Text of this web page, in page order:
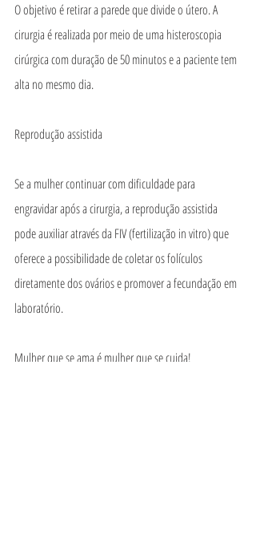
O objetivo é retirar a parede que divide o útero. A
cirurgia é realizada por meio de uma histeroscopia
cirúrgica com duração de 50 minutos e a paciente tem
alta no mesmo dia.
Reprodução assistida
Se a mulher continuar com dificuldade para
engravidar após a cirurgia, a reprodução assistida
pode auxiliar através da FIV (fertilização in vitro) que
oferece a possibilidade de coletar os folículos
diretamente dos ovários e promover a fecundação em
laboratório.
Mulher que se ama é mulher que se cuida!